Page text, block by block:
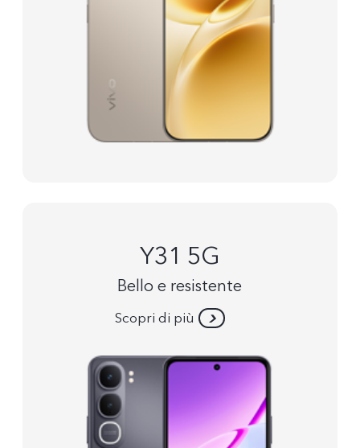
Y31 5G
Bello e resistente
Scopri di più